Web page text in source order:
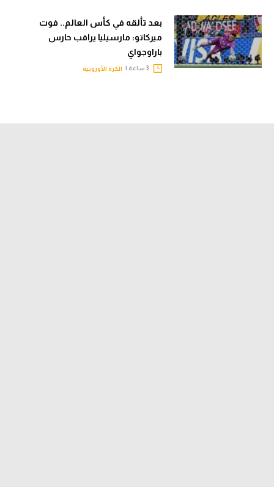
بعد تألقه في كأس العالم.. فوت
ميركاتو: مارسيليا يراقب حارس
باراوجواي
الكرة الأوروبية